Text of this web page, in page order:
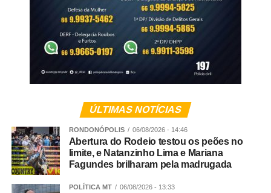
ÚLTIMAS NOTÍCIAS
RONDONÓPOLIS 06/08/2026 - 14:46
Abertura do Rodeio testou os peões no
limite, e Natanzinho Lima e Mariana
Fagundes brilharam pela madrugada
POLÍTICA MT 06/08/2026 - 13:33